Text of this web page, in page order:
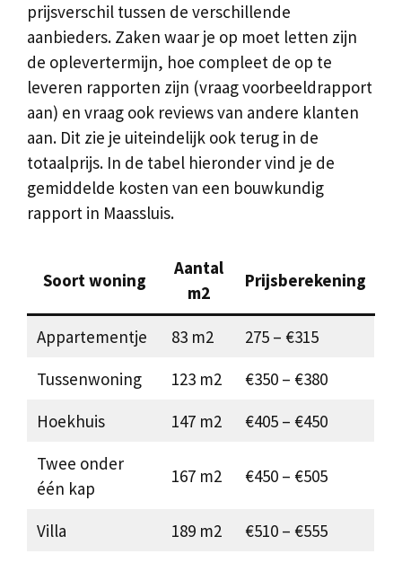
prijsverschil tussen de verschillende
aanbieders. Zaken waar je op moet letten zijn
de oplevertermijn, hoe compleet de op te
leveren rapporten zijn (vraag voorbeeldrapport
aan) en vraag ook reviews van andere klanten
aan. Dit zie je uiteindelijk ook terug in de
totaalprijs. In de tabel hieronder vind je de
gemiddelde kosten van een bouwkundig
rapport in Maassluis.
Soort woning
Aantal
m2
Prijsberekening
Appartementje 83 m2
275 – €315
Tussenwoning
123 m2
€350 – €380
Hoekhuis
147 m2
€405 – €450
Twee onder
één kap
167 m2 €450 – €505
Villa 189 m2 €510 – €555